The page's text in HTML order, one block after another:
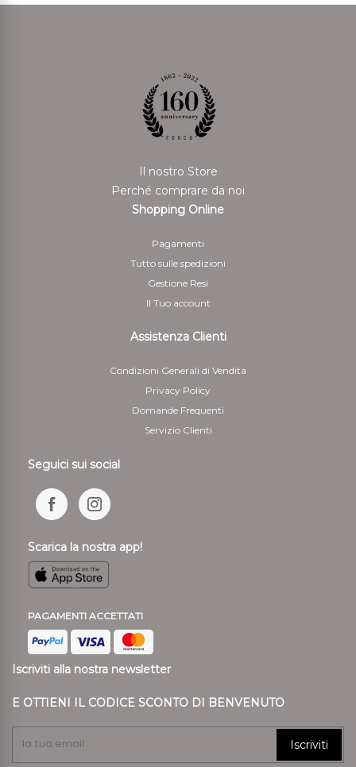
Il nostro Store
Perché comprare da noi
Shopping Online
Pagamenti
Tutto sulle spedizioni
Gestione Resi
Il Tuo account
Assistenza Clienti
Condizioni Generali di Vendita
Privacy Policy
Domande Frequenti
Servizio Clienti
Seguici sui social
Scarica la nostra app!
PAGAMENTI ACCETTATI
Iscriviti alla nostra newsletter
E OTTIENI IL CODICE SCONTO DI BENVENUTO
Iscriviti